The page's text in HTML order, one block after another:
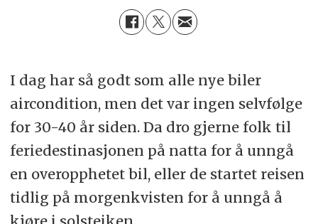
I dag har så godt som alle nye biler
aircondition, men det var ingen selvfølge
for 30-40 år siden. Da dro gjerne folk til
feriedestinasjonen på natta for å unngå
en overopphetet bil, eller de startet reisen
tidlig på morgenkvisten for å unngå å